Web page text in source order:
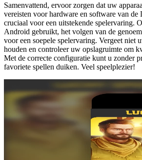
Samenvattend, ervoor zorgen dat uw
vereisten voor hardware en software van de
cruciaal voor een uitstekende spelervaring.
Android gebruikt, het volgen van de
voor een soepele spelervaring. Vergeet niet
houden en controleer uw opslagruimte om
Met de correcte configuratie kunt u zonder
favoriete spellen duiken. Veel speelplezier!